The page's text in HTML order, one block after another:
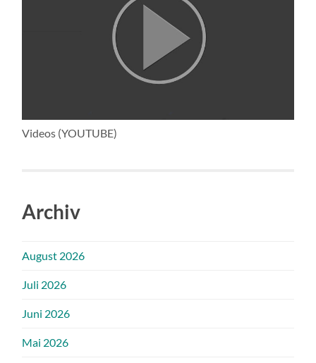
Videos (YOUTUBE)
Archiv
August 2026
Juli 2026
Juni 2026
Mai 2026